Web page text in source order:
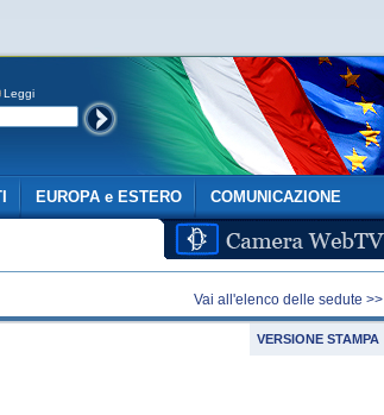
Leggi
EUROPA e ESTERO COMUNICAZIONE
Vai all'elenco delle sedute >>
VERSIONE STAMPA